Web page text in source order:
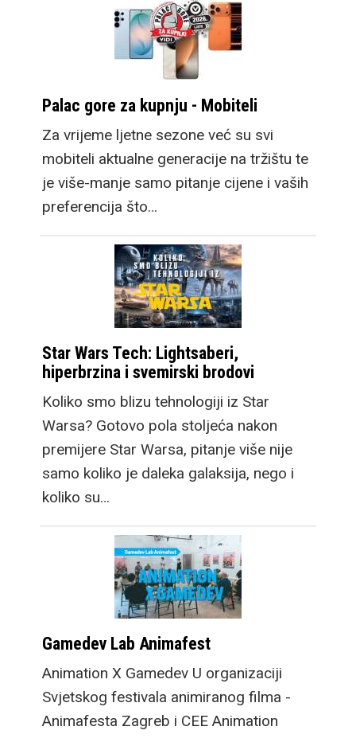
Palac gore za kupnju - Mobiteli
Za vrijeme ljetne sezone već su svi
mobiteli aktualne generacije na tržištu te
je više-manje samo pitanje cijene i vaših
preferencija što…
Star Wars Tech: Lightsaberi,
hiperbrzina i svemirski brodovi
Koliko smo blizu tehnologiji iz Star
Warsa? Gotovo pola stoljeća nakon
premijere Star Warsa, pitanje više nije
samo koliko je daleka galaksija, nego i
koliko su…
Gamedev Lab Animafest
Animation X Gamedev U organizaciji
Svjetskog festivala animiranog filma -
Animafesta Zagreb i CEE Animation